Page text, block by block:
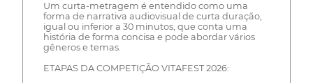
Um curta-metragem é entendido como uma
forma de narrativa audiovisual de curta duração,
igual ou inferior a 30 minutos, que conta uma
história de forma concisa e pode abordar vários
gêneros e temas.
ETAPAS DA COMPETIÇÃO VITAFEST 2026: